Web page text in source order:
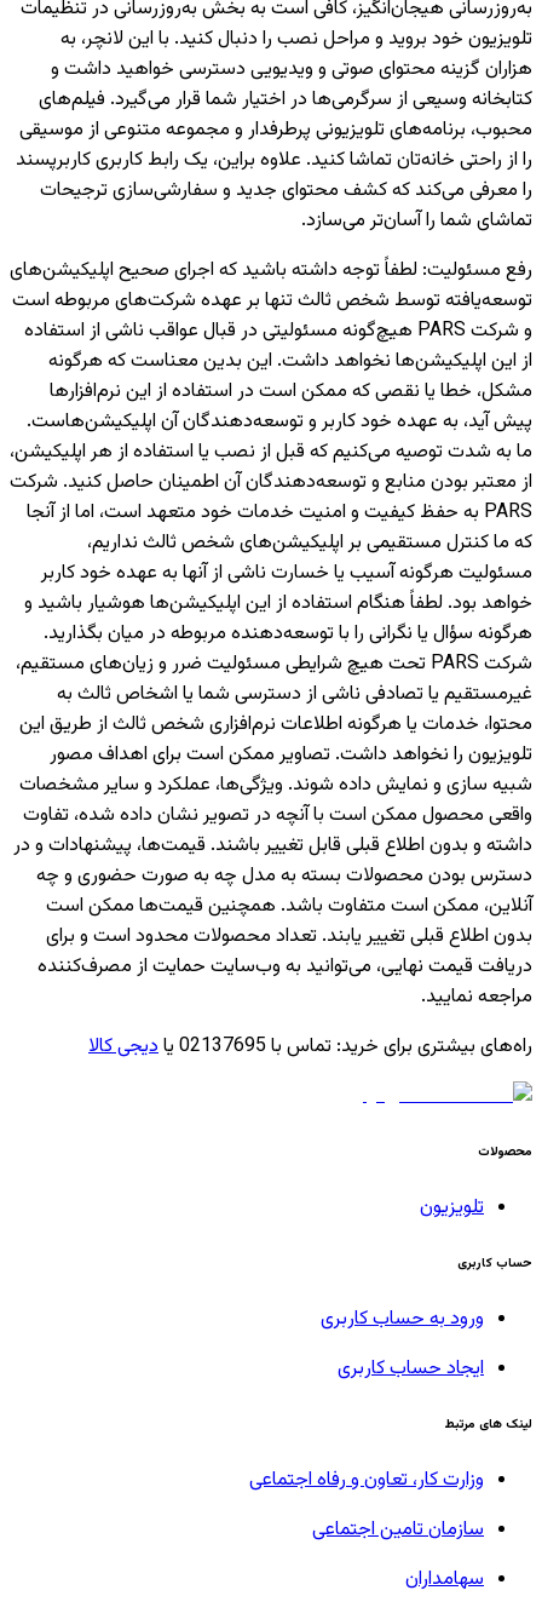
به‌روزرسانی هیجان‌انگیز، کافی است به بخش به‌روزرسانی در تنظیمات
تلویزیون خود بروید و مراحل نصب را دنبال کنید. با این لانچر، به
هزاران گزینه محتوای صوتی و ویدیویی دسترسی خواهید داشت و
کتابخانه وسیعی از سرگرمی‌ها در اختیار شما قرار می‌گیرد. فیلم‌های
محبوب، برنامه‌های تلویزیونی پرطرفدار و مجموعه متنوعی از موسیقی
را از راحتی خانه‌تان تماشا کنید. علاوه براین، یک رابط کاربری کاربرپسند
را معرفی می‌کند که کشف محتوای جدید و سفارشی‌سازی ترجیحات
تماشای شما را آسان‌تر می‌سازد.
رفع مسئولیت: لطفاً توجه داشته باشید که اجرای صحیح اپلیکیشن‌های
توسعه‌یافته توسط شخص ثالث تنها بر عهده شرکت‌های مربوطه است
و شرکت PARS هیچ‌گونه مسئولیتی در قبال عواقب ناشی از استفاده
از این اپلیکیشن‌ها نخواهد داشت. این بدین معناست که هرگونه
مشکل، خطا یا نقصی که ممکن است در استفاده از این نرم‌افزارها
پیش آید، به عهده خود کاربر و توسعه‌دهندگان آن اپلیکیشن‌هاست.
ما به شدت توصیه می‌کنیم که قبل از نصب یا استفاده از هر اپلیکیشن،
از معتبر بودن منابع و توسعه‌دهندگان آن اطمینان حاصل کنید. شرکت
PARS به حفظ کیفیت و امنیت خدمات خود متعهد است، اما از آنجا
که ما کنترل مستقیمی بر اپلیکیشن‌های شخص ثالث نداریم،
مسئولیت هرگونه آسیب یا خسارت ناشی از آنها به عهده خود کاربر
خواهد بود. لطفاً هنگام استفاده از این اپلیکیشن‌ها هوشیار باشید و
هرگونه سؤال یا نگرانی را با توسعه‌دهنده مربوطه در میان بگذارید.
شرکت PARS تحت هیچ شرایطی مسئولیت ضرر و زیان‌های مستقیم،
غیرمستقیم یا تصادفی ناشی از دسترسی شما یا اشخاص ثالث به
محتوا، خدمات یا هرگونه اطلاعات نرم‌افزاری شخص ثالث از طریق این
تلویزیون را نخواهد داشت. تصاویر ممکن است برای اهداف مصور
شبیه سازی و نمایش داده شوند. ویژگی‌ها، عملکرد و سایر مشخصات
واقعی محصول ممکن است با آنچه در تصویر نشان داده شده، تفاوت
داشته و بدون اطلاع قبلی قابل تغییر باشند. قیمت‌ها، پیشنهادات و در
دسترس بودن محصولات بسته به مدل چه به صورت حضوری و چه
آنلاین، ممکن است متفاوت باشد. همچنین قیمت‌ها ممکن است
بدون اطلاع قبلی تغییر یابند. تعداد محصولات محدود است و برای
دریافت قیمت نهایی، می‌توانید به وب‌سایت حمایت از مصرف‌کننده
مراجعه نمایید.
راه‌های بیشتری برای خرید: تماس با 02137695 یا دیجی کالا
محصولات
تلویزیون
حساب کاربری
ورود به حساب کاربری
ایجاد حساب کاربری
لینک های مرتبط
وزارت کار، تعاون و رفاه اجتماعی
سازمان تامین اجتماعی
سهامداران